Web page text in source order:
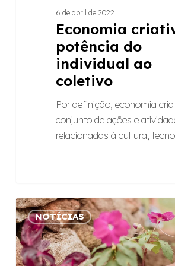
6 de abril de 2022
Economia
potência do
individual ao
coletivo
Por definição, economia
conjunto de ações e
relacionadas à cultura,
Por
onde
plantamos
raízes
NOTÍCIAS